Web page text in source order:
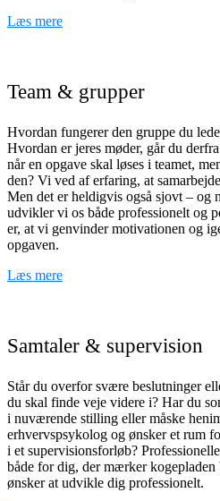
Læs mere
Team & grupper
Hvordan fungerer den gruppe du
Hvordan er jeres møder, går du
når en opgave skal løses i teamet,
den? Vi ved af erfaring, at
Men det er heldigvis også sjovt – og
udvikler vi os både professionelt og
er, at vi genvinder motivationen og
opgaven.
Læs mere
Samtaler & supervision
Står du overfor svære beslutninger
du skal finde veje videre i? Har du
i nuværende stilling eller måske
erhvervspsykolog og ønsker et rum
i et supervisionsforløb?
både for dig, der mærker
ønsker at udvikle dig professionelt.